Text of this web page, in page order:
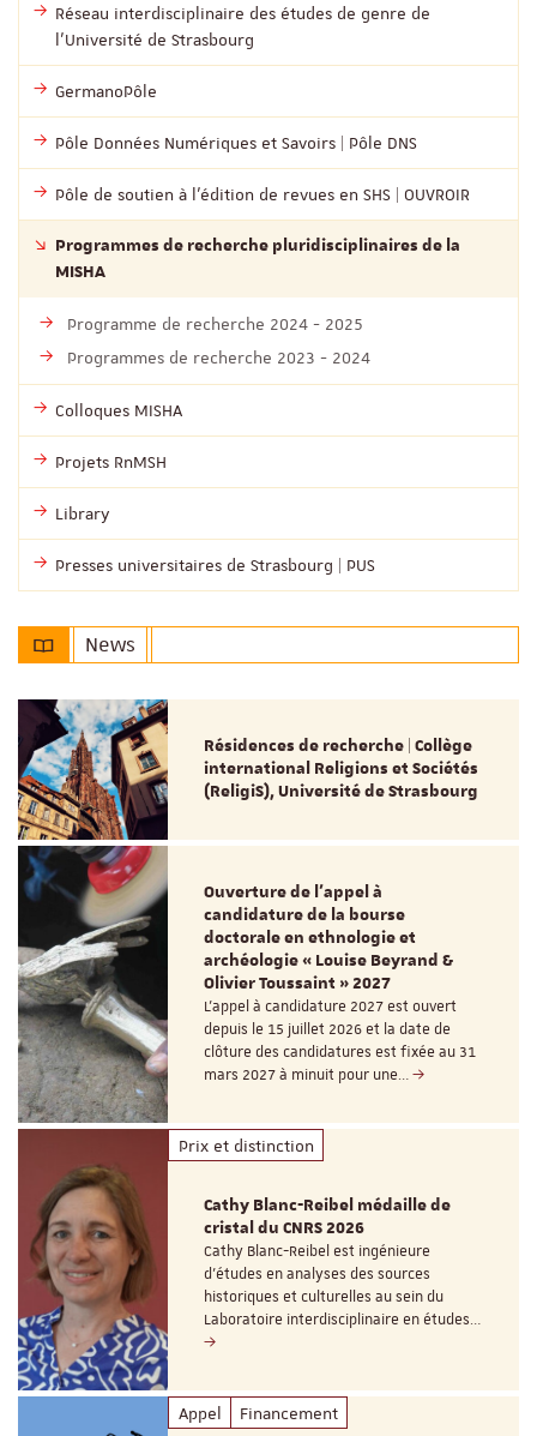
Réseau interdisciplinaire des études de genre de
l’Université de Strasbourg
GermanoPôle
Pôle Données Numériques et Savoirs | Pôle DNS
Pôle de soutien à l’édition de revues en SHS | OUVROIR
Programmes de recherche pluridisciplinaires de la
MISHA
Programme de recherche 2024 - 2025
Programmes de recherche 2023 - 2024
Colloques MISHA
Projets RnMSH
Library
Presses universitaires de Strasbourg | PUS
News
Résidences de recherche | Collège
international Religions et Sociétés
(ReligiS), Université de Strasbourg
Ouverture de l'appel à
candidature de la bourse
doctorale en ethnologie et
archéologie « Louise Beyrand &
Olivier Toussaint » 2027
L’appel à candidature 2027 est ouvert
depuis le 15 juillet 2026 et la date de
clôture des candidatures est fixée au 31
mars 2027 à minuit pour une…
Prix et distinction
Cathy Blanc-Reibel médaille de
cristal du CNRS 2026
Cathy Blanc-Reibel est ingénieure
d’études en analyses des sources
historiques et culturelles au sein du
Laboratoire interdisciplinaire en études…
Appel Financement